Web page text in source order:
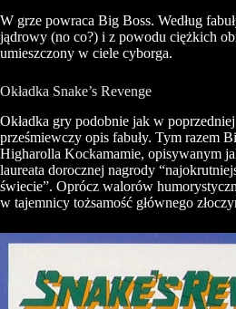
W grze powraca Big Boss. Według
jądrowy (no co?) i z powodu ciężkich
umieszczony w ciele cyborga.
Okładka Snake’s Revenge
Okładka gry podobnie jak w
prześmiewczy opis fabuły. Tym razem
Higharolla Kockamamie, opisywanym
laureata dorocznej nagrody “
świecie”. Oprócz walorów
w tajemnicy tożsamość głównego